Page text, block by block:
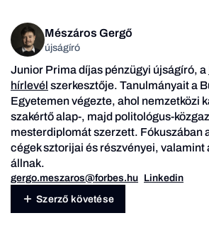
Mészáros Gergő
újságíró
Junior Prima díjas pénzügyi újságíró, a
hírlevél szerkesztője. Tanulmányait a
Egyetemen végezte, ahol nemzetközi
szakértő alap-, majd politológus-
mesterdiplomát szerzett. Fókuszában
cégek sztorijai és részvényei, valamint
állnak.
gergo.meszaros@forbes.hu Linkedin
Szerző követése